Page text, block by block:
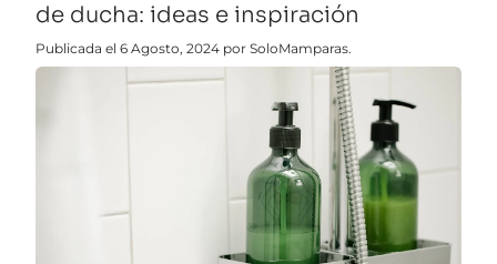
de ducha: ideas e inspiración
Publicada el 6 Agosto, 2024 por SoloMamparas.